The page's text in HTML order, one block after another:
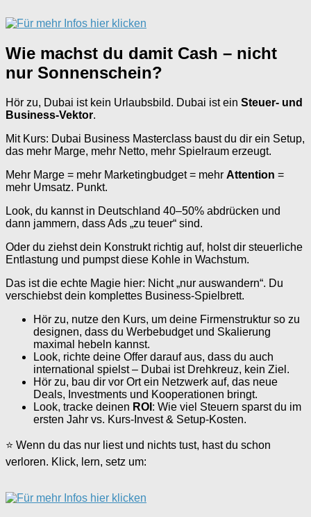
Wie machst du damit Cash – nicht
nur Sonnenschein?
Hör zu, Dubai ist kein Urlaubsbild. Dubai ist ein Steuer- und
Business-Vektor.
Mit Kurs: Dubai Business Masterclass baust du dir ein Setup,
das mehr Marge, mehr Netto, mehr Spielraum erzeugt.
Mehr Marge = mehr Marketingbudget = mehr Attention =
mehr Umsatz. Punkt.
Look, du kannst in Deutschland 40–50% abdrücken und
dann jammern, dass Ads „zu teuer“ sind.
Oder du ziehst dein Konstrukt richtig auf, holst dir steuerliche
Entlastung und pumpst diese Kohle in Wachstum.
Das ist die echte Magie hier: Nicht „nur auswandern“. Du
verschiebst dein komplettes Business-Spielbrett.
Hör zu, nutze den Kurs, um deine Firmenstruktur so zu
designen, dass du Werbebudget und Skalierung
maximal hebeln kannst.
Look, richte deine Offer darauf aus, dass du auch
international spielst – Dubai ist Drehkreuz, kein Ziel.
Hör zu, bau dir vor Ort ein Netzwerk auf, das neue
Deals, Investments und Kooperationen bringt.
Look, tracke deinen ROI : Wie viel Steuern sparst du im
ersten Jahr vs. Kurs-Invest & Setup-Kosten.
⭐ Wenn du das nur liest und nichts tust, hast du schon
verloren. Klick, lern, setz um: